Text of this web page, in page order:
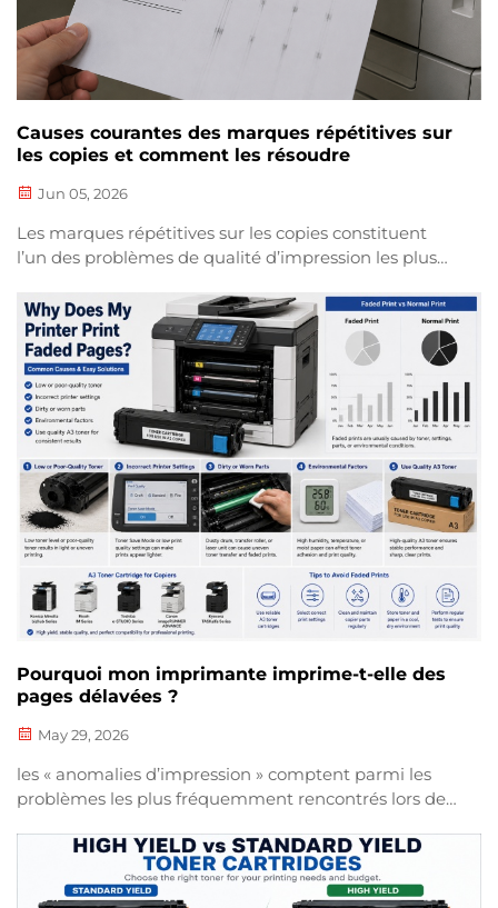
Causes courantes des marques répétitives sur
les copies et comment les résoudre
Jun 05, 2026
Les marques répétitives sur les copies constituent
l’un des problèmes de qualité d’impression les plus
photocopieurs. Ces taches, lignes ou images
fantômes récurrentes apparaissent souvent à
intervalles réguliers sur la page et peuvent nuire à la
lisibilité du document ainsi qu’à son aspect
professionnel...
Pourquoi mon imprimante imprime-t-elle des
pages délavées ?
May 29, 2026
les « anomalies d’impression » comptent parmi les
problèmes les plus fréquemment rencontrés lors de
dysfonctionnements peuvent perturber les flux de
travail et nuire à la qualité professionnelle des
documents imprimés, tels que le texte épaissi, le